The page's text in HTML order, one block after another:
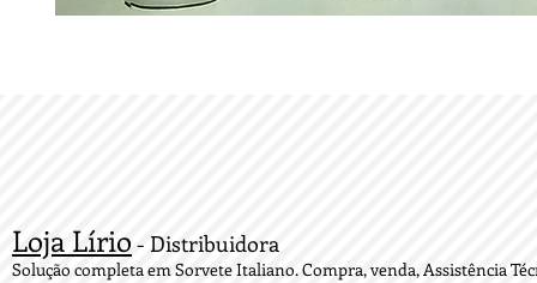
Loja Lírio - Distribuidora
Solução completa em Sorvete Italiano. Compra, venda, Assistência